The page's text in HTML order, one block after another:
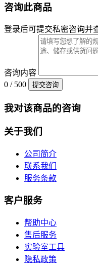
咨询此商品
登录后可提交私密咨询并
咨询内容
0 / 500
提交咨询
我对该商品的咨询
关于我们
公司简介
联系我们
服务条款
客户服务
帮助中心
售后服务
实验室工具
隐私政策